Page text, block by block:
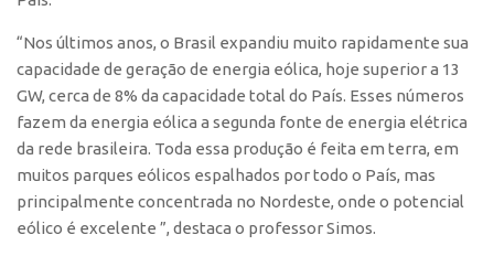
CEPIX
INCTs
PRPI/USP
InovaUSP
Eventos
“Nos últimos anos, o Brasil expandiu muito rapidamente sua
capacidade de geração de energia eólica, hoje superior a 13
GW, cerca de 8% da capacidade total do País. Esses números
fazem da energia eólica a segunda fonte de energia elétrica
da rede brasileira. Toda essa produção é feita em terra, em
muitos parques eólicos espalhados por todo o País, mas
principalmente concentrada no Nordeste, onde o potencial
eólico é excelente ”, destaca o professor Simos.